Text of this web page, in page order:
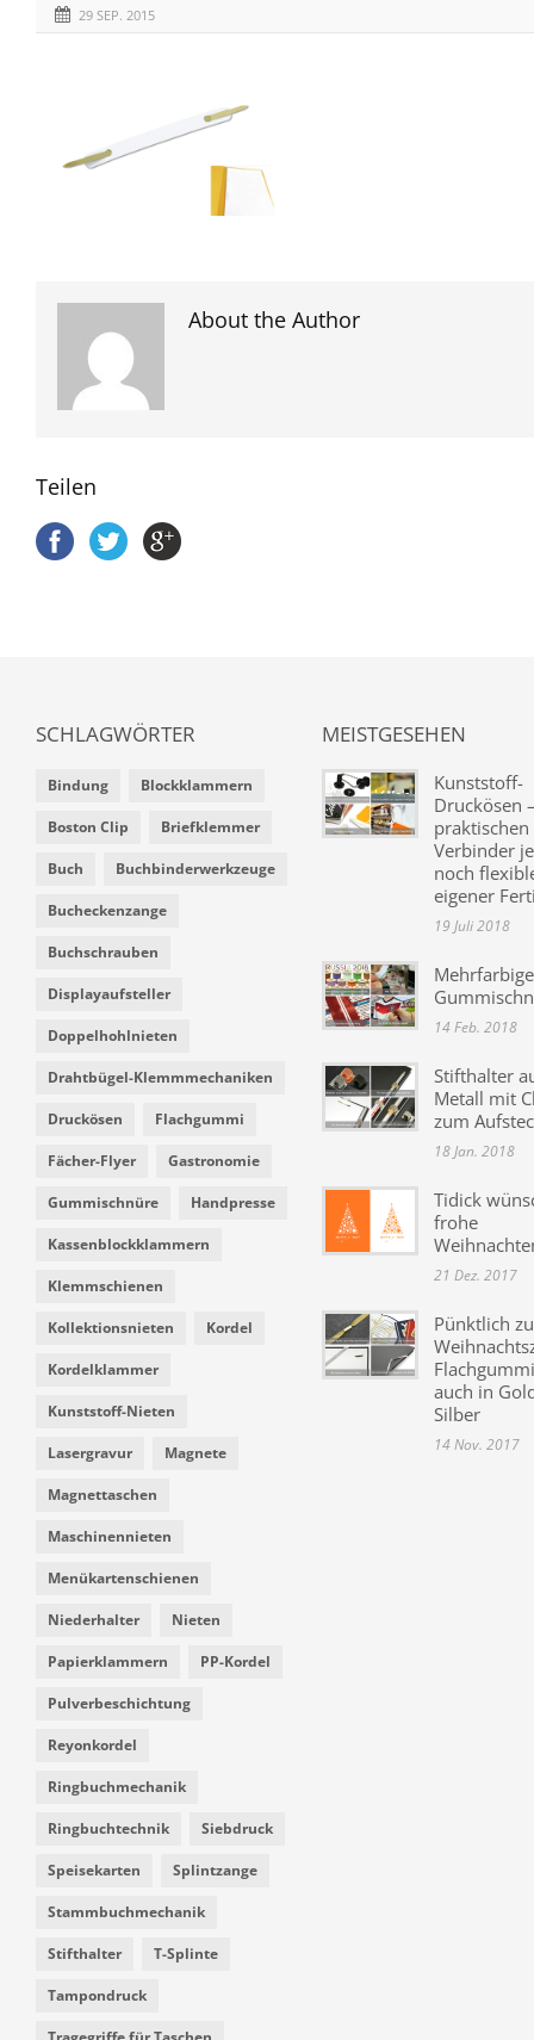
29 SEP. 2015
About the Author
Teilen
SCHLAGWÖRTER
Bindung Blockklammern
Boston Clip Briefklemmer
Buch Buchbinderwerkzeuge
Bucheckenzange
Buchschrauben
Displayaufsteller
Doppelhohlnieten
Drahtbügel-Klemmmechaniken
Druckösen Flachgummi
Fächer-Flyer Gastronomie
Gummischnüre Handpresse
Kassenblockklammern
Klemmschienen
Kollektionsnieten Kordel
Kordelklammer
Kunststoff-Nieten
Lasergravur Magnete
Magnettaschen
Maschinennieten
Menükartenschienen
Niederhalter Nieten
Papierklammern PP-Kordel
Pulverbeschichtung
Reyonkordel
Ringbuchmechanik
Ringbuchtechnik Siebdruck
Speisekarten Splintzange
Stammbuchmechanik
Stifthalter T-Splinte
Tampondruck
MEISTGESEHEN
Kunststoff-
Druckösen
praktischen
Verbinder
noch
eigener
19 Juli 2018
Mehrfarbige
14 Feb. 2018
Stifthalter
Metall mit
zum
18 Jan. 2018
Tidick
frohe
21 Dez. 2017
Pünktlich
auch in
Silber
14 Nov. 2017